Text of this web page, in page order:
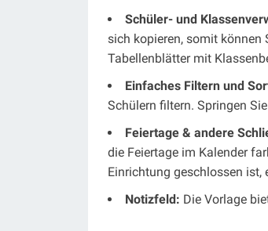
Schüler- und
sich kopieren, somit können
Tabellenblätter mit
Einfaches Filtern und
Schülern filtern. Springen
Feiertage & andere
die Feiertage im Kalender
Einrichtung geschlossen ist,
Notizfeld: ​Die Vorlage